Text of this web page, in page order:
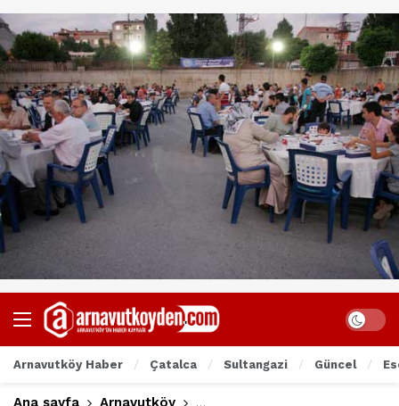
Arnavutköy Haber Çatalca Sultangazi Güncel
Ana sayfa Arnavutköy Arnavutköy’de Ramazan